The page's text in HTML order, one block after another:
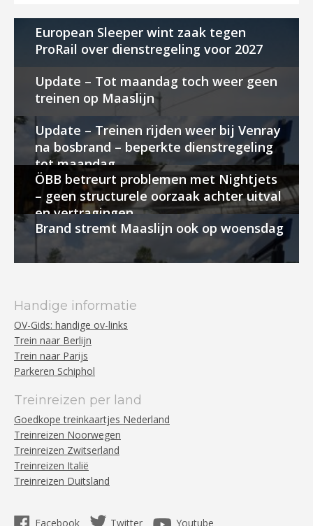
European Sleeper wint zaak tegen
ProRail over dienstregeling voor 2027
Update – Tot maandag toch weer geen
treinen op Maaslijn
Update – Treinen rijden weer bij Venray
na bosbrand – beperkte dienstregeling
tot maandag
ÖBB betreurt problemen met Nightjets
– geen structurele oorzaak achter uitval
en vertragingen
Brand stremt Maaslijn ook op woensdag
Handige informatie
OV-Gids: handige ov-links
Trein naar Berlijn
Trein naar Parijs
Parkeren Schiphol
Treinreizen per land
Goedkope treinkaartjes Nederland
Treinreizen Noorwegen
Treinreizen Zwitserland
Treinreizen Italië
Treinreizen Duitsland
Facebook Twitter Youtube